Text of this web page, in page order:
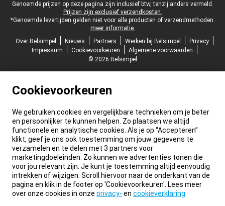
Juridische voettekst
Genoemde prijzen op deze pagina zijn inclusief btw, tenzij anders vermeld.
Prijzen zijn exclusief verzendkosten.
*Genoemde levertijden gelden niet voor alle producten of verzendmethoden:
meer informatie.
Over Belsimpel
Nieuws Partners Werken bij Belsimpel
Privacy
Impressum
Cookievoorkeuren
Algemene voorwaarden
© 2026 Belsimpel
Cookievoorkeuren
We gebruiken cookies en vergelijkbare technieken om je beter
en persoonlijker te kunnen helpen. Zo plaatsen we altijd
functionele en analytische cookies. Als je op “Accepteren”
klikt, geef je ons ook toestemming om jouw gegevens te
verzamelen en te delen met 3 partners voor
marketingdoeleinden. Zo kunnen we advertenties tonen die
voor jou relevant zijn. Je kunt je toestemming altijd eenvoudig
intrekken of wijzigen. Scroll hiervoor naar de onderkant van de
pagina en klik in de footer op 'Cookievoorkeuren'. Lees meer
over onze cookies in onze privacy- en cookieverklaring